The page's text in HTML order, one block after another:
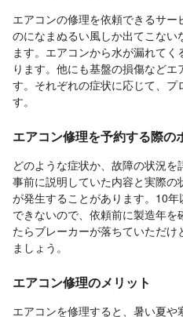
エアコンの修理を依頼できるサ
のになまぬるい風しか出てこない
ます。エアコンから水が漏れて
ります。他にも基盤の損傷など
す。それぞれの症状に応じて、プ
す。
エアコン修理を予約する際の
どのような症状か、故障の状況を
事前に説明していた内容と実際
が発生することがあります。10
できないので、依頼前に製造年
たらブレーカーが落ちていただ
ましょう。
エアコン修理のメリット
エアコンを修理すると、暑い夏